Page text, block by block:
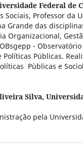
Federal de
Sociais, Professor da
Grande das
Organizacional,
-
Políticas Públicas.
Pùblicas e
Silva,
pela